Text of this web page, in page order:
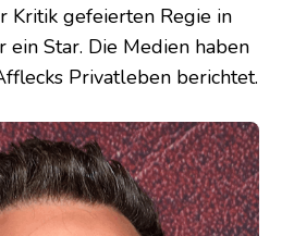
Kritik gefeierten Regie in
ein Star. Die Medien haben
Privatleben berichtet.